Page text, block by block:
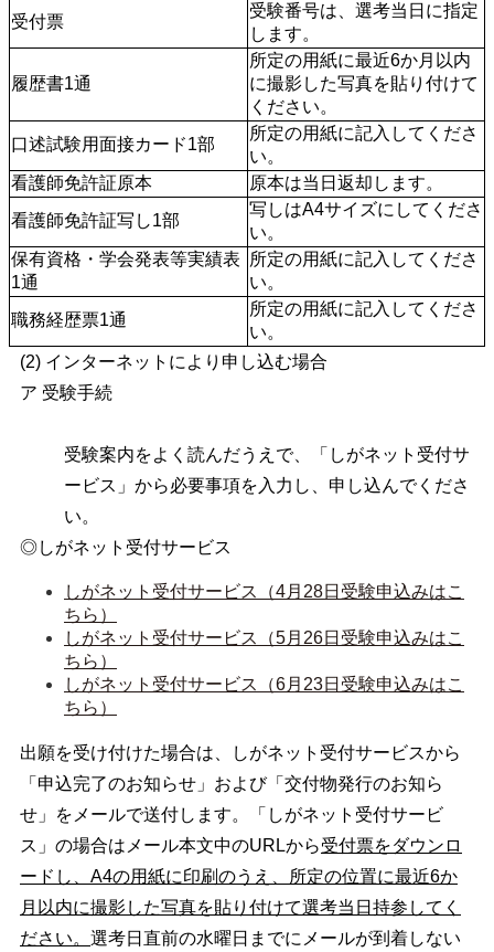
受付票
受験番号は、選考当日に指定
します。
履歴書1通
所定の用紙に最近6か月以内
に撮影した写真を貼り付けて
ください。
口述試験用面接カード1部
所定の用紙に記入してくださ
い。
看護師免許証原本
原本は当日返却します。
看護師免許証写し1部
写しはA4サイズにしてくださ
い。
保有資格・学会発表等実績表
1通
所定の用紙に記入してくださ
い。
職務経歴票1通
所定の用紙に記入してくださ
い。
(2) インターネットにより申し込む場合
ア 受験手続
受験案内をよく読んだうえで、「しがネット受付サ
ービス」から必要事項を入力し、申し込んでくださ
い。
◎しがネット受付サービス
しがネット受付サービス（4月28日受験申込みはこ
ちら）
しがネット受付サービス（5月26日受験申込みはこ
ちら）
しがネット受付サービス（6月23日受験申込みはこ
ちら）
出願を受け付けた場合は、しがネット受付サービスから
「申込完了のお知らせ」および「交付物発行のお知ら
せ」をメールで送付します。「しがネット受付サービ
ス」の場合はメール本文中のURLから受付票をダウンロ
ードし、A4の用紙に印刷のうえ、所定の位置に最近6か
月以内に撮影した写真を貼り付けて選考当日持参してく
ださい。 選考日直前の水曜日までにメールが到着しない